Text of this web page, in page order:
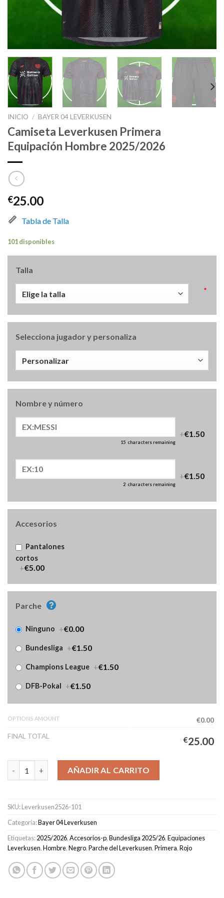
INICIO / BAYER 04 LEVERKUSEN
Camiseta Leverkusen Primera
Equipación Hombre 2025/2026
€25.00
Tabla de Talla
101 disponibles
Talla
*
Selecciona jugador y personaliza
Nombre y número
15 characters remaining
+€1.50
2 characters remaining
+€1.50
Accesorios
Pantalones
cortos
+€5.00
Parche
Ninguno +€0.00
Bundesliga +€1.50
Champions League +€1.50
DFB-Pokal +€1.50
OPTIONS AMOUNT
€0.00
FINAL TOTAL
€25.00
Camiseta Leverkusen Primera Equipación Hombre 2025/2026
AÑADIR AL CARRITO
SKU:Leverkusen2526-101
Categoría:Bayer 04 Leverkusen
Etiquetas:2025/2026,Accesorios-p,Bundesliga 2025/26,Equipaciones
Leverkusen,Hombre,Negro,Parche del Leverkusen,Primera,Rojo